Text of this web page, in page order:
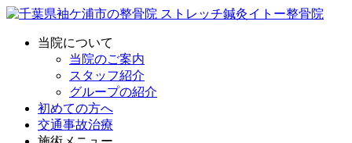
当院について
当院のご案内
スタッフ紹介
グループの紹介
初めての方へ
交通事故治療